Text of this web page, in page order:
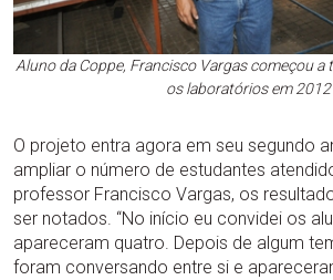
Aluno da Coppe, Francisco Vargas começou a
os laboratórios em 2012
O projeto entra agora em seu segundo
ampliar o número de estudantes
professor Francisco Vargas, os
ser notados. “No início eu convidei os
apareceram quatro. Depois de algum
foram conversando entre si e